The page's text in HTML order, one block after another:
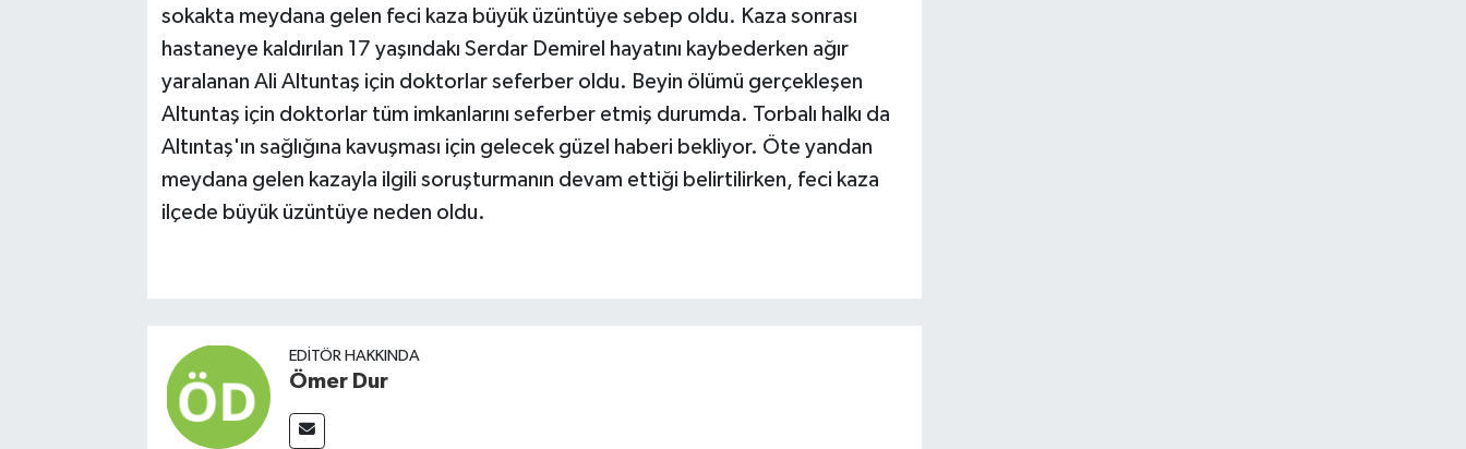
sokakta meydana gelen feci kaza büyük üzüntüye sebep oldu. Kaza sonrası
hastaneye kaldırılan 17 yaşındakı Serdar Demirel hayatını kaybederken ağır
yaralanan Ali Altuntaş için doktorlar seferber oldu. Beyin ölümü gerçekleşen
Altuntaş için doktorlar tüm imkanlarını seferber etmiş durumda. Torbalı halkı da
Altıntaş'ın sağlığına kavuşması için gelecek güzel haberi bekliyor. Öte yandan
meydana gelen kazayla ilgili soruşturmanın devam ettiği belirtilirken, feci kaza
ilçede büyük üzüntüye neden oldu.
EDITÖR HAKKINDA
Ömer Dur